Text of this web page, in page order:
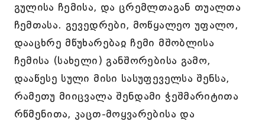
გულისა ჩემისა, და ცრემლთაგან თუალთა
ჩემთასა. გევედრები, მოწყალეო უფალო,
დააცხრე მწუხარებაჲ ჩემი მშობლისა
ჩემისა (სახელი) განშორებისა გამო,
დააწესე სული მისი სასუფეველსა შენსა,
რამეთუ მიიცვალა შენდამი ჭეშმარიტითა
რწმენითა, კაცთ-მოყვარებისა და